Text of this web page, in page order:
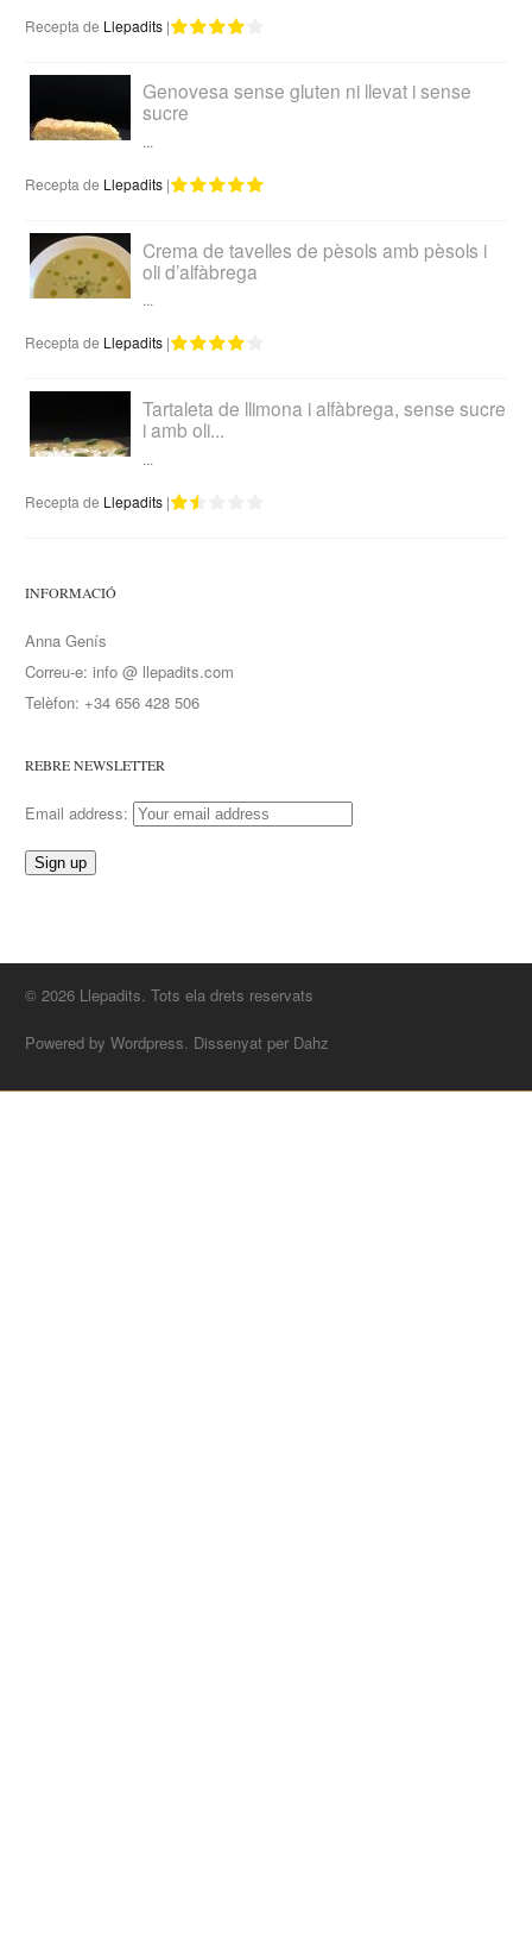
Recepta de Llepadits |
Genovesa sense gluten ni llevat i sense
sucre
...
Recepta de Llepadits |
Crema de tavelles de pèsols amb pèsols i
oli d’alfàbrega
...
Recepta de Llepadits |
Tartaleta de llimona i alfàbrega, sense sucre
i amb oli...
...
Recepta de Llepadits |
INFORMACIÓ
Anna Genís
Correu-e: info @ llepadits.com
Telèfon: +34 656 428 506
REBRE NEWSLETTER
Email address:
© 2026 Llepadits. Tots ela drets reservats
Powered by Wordpress. Dissenyat per Dahz